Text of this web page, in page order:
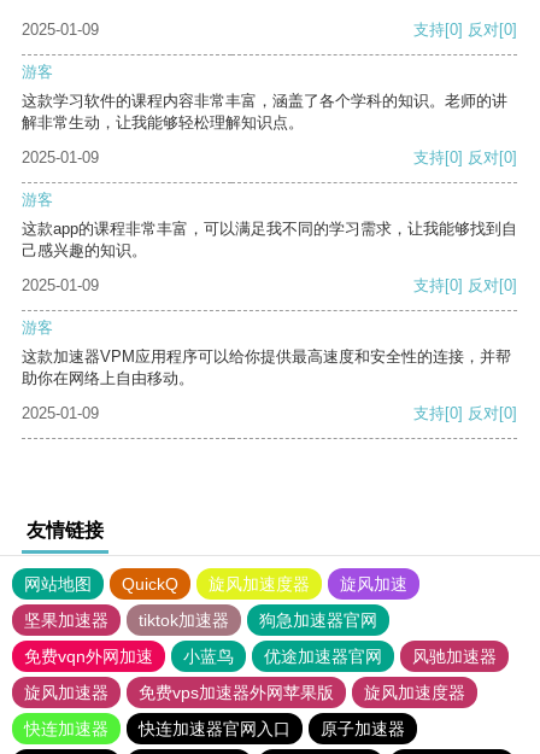
2025-01-09 支持[0] 反对[0]
游客
这款学习软件的课程内容非常丰富，涵盖了各个学科的知识。老师的讲
解非常生动，让我能够轻松理解知识点。
2025-01-09
支持[0] 反对[0]
游客
这款app的课程非常丰富，可以满足我不同的学习需求，让我能够找到自
己感兴趣的知识。
2025-01-09
支持[0] 反对[0]
游客
这款加速器VPM应用程序可以给你提供最高速度和安全性的连接，并帮
助你在网络上自由移动。
2025-01-09
支持[0] 反对[0]
友情链接
网站地图 QuickQ 旋风加速度器
旋风加速
坚果加速器
tiktok加速器
狗急加速器官网
免费vqn外网加速
小蓝鸟 优途加速器官网
风驰加速器
旋风加速器
免费vps加速器外网苹果版
旋风加速度器
快连加速器
快连加速器官网入口
原子加速器